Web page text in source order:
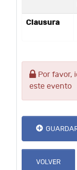
Clausura
Por favor,
este evento
VOLVER